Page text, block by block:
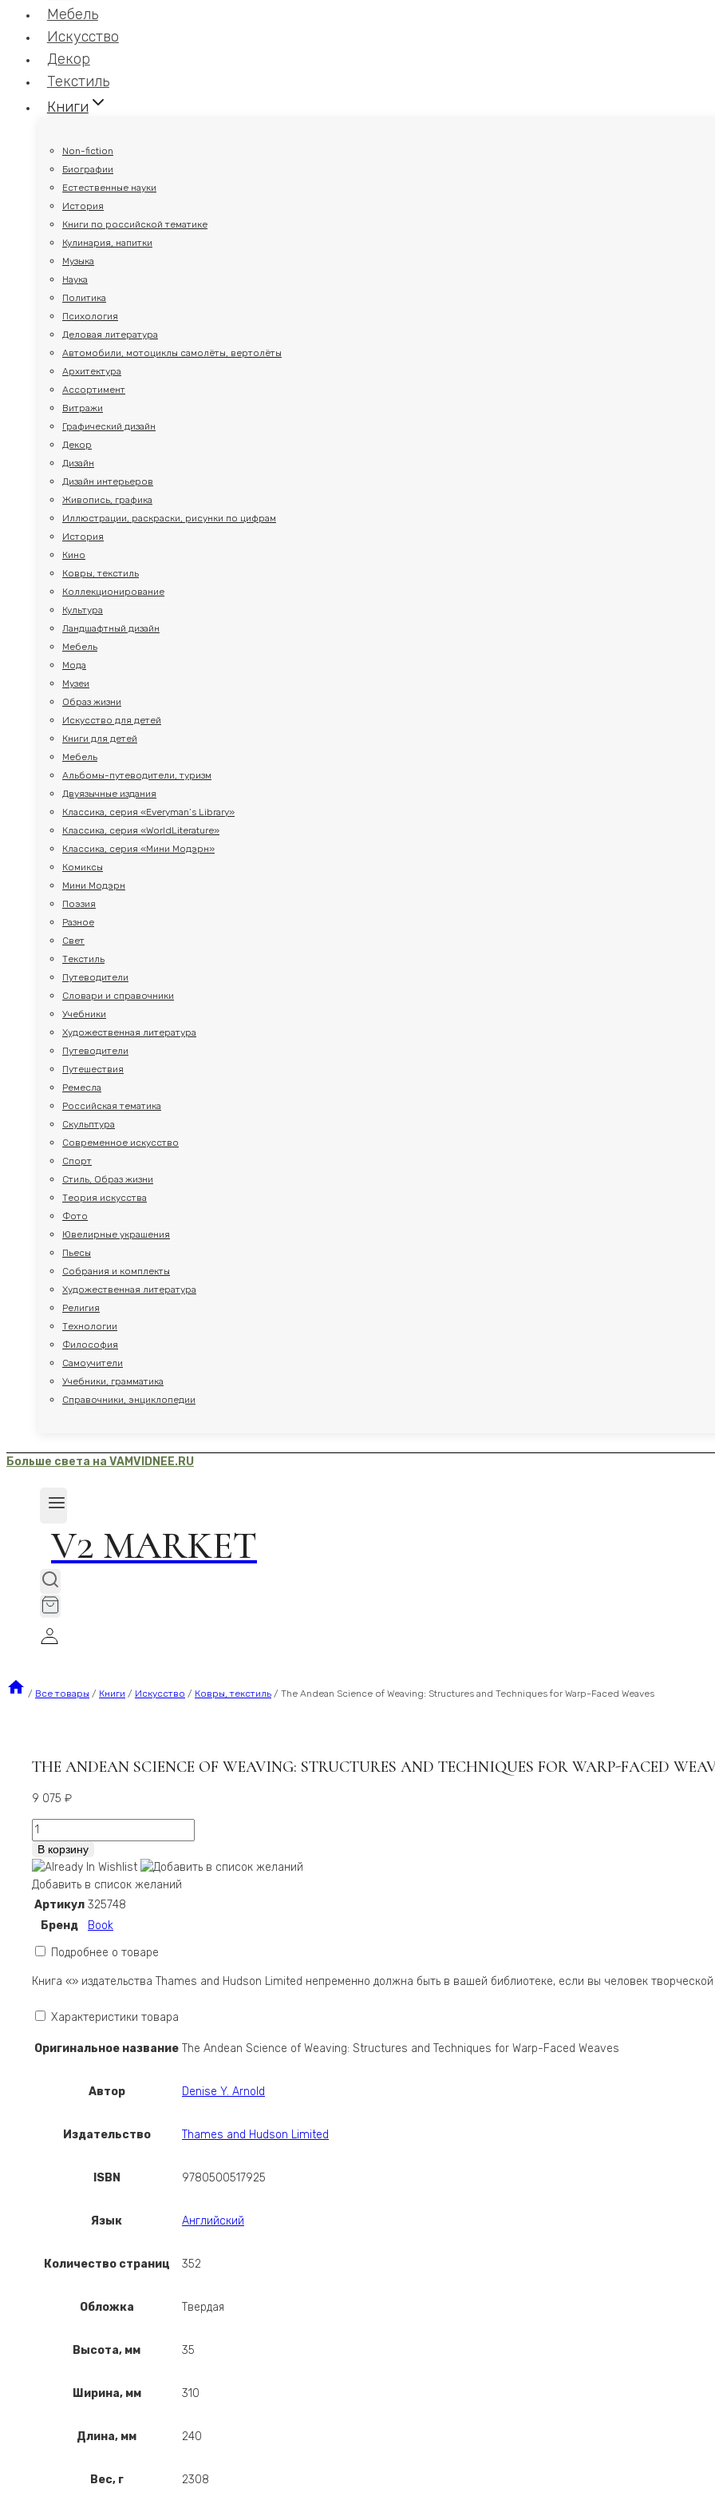
Мебель
Искусство
Декор
Текстиль
Книги
Non-fiction
Биографии
Естественные науки
История
Книги по российской тематике
Кулинария, напитки
Музыка
Наука
Политика
Психология
Деловая литература
Автомобили, мотоциклы самолёты, вертолёты
Архитектура
Ассортимент
Витражи
Графический дизайн
Декор
Дизайн
Дизайн интерьеров
Живопись, графика
Иллюстрации, раскраски, рисунки по цифрам
История
Кино
Ковры, текстиль
Коллекционирование
Культура
Ландшафтный дизайн
Мебель
Мода
Музеи
Образ жизни
Искусство для детей
Книги для детей
Мебель
Альбомы-путеводители, туризм
Двуязычные издания
Классика, серия «Everyman’s Library»
Классика, серия «WorldLiterature»
Классика, серия «Мини Модэрн»
Комиксы
Мини Модэрн
Поэзия
Разное
Свет
Текстиль
Путеводители
Словари и справочники
Учебники
Художественная литература
Путеводители
Путешествия
Ремесла
Российская тематика
Скульптура
Современное искусство
Спорт
Стиль, Образ жизни
Теория искусства
Фото
Ювелирные украшения
Пьесы
Собрания и комплекты
Художественная литература
Религия
Технологии
Философия
Самоучители
Учебники, грамматика
Справочники, энциклопедии
Больше света на VAMVIDNEE.RU
V2 MARKET
/ Все товары / Книги / Искусство / Ковры, текстиль / The Andean Science of Weaving: Structures and Techniques for Warp-Faced Weaves
THE ANDEAN SCIENCE OF WEAVING: STRUCTURES AND TECHNIQUES FOR WARP-FACED
9 075 ₽
Количество
The
Andean
Science
of
Weaving:
Structures
and
for
Faced
В корзину
Добавить в список желаний
Артикул 325748
Бренд
Book
Подробнее о товаре
Книга «» издательства Thames and Hudson Limited непременно должна быть в вашей библиотеке, если вы человек
Характеристики товара
Оригинальное название The Andean Science of Weaving: Structures and Techniques for Warp-Faced Weaves
Автор Denise Y. Arnold
Издательство Thames and Hudson Limited
ISBN 9780500517925
Язык Английский
Количество страниц 352
Обложка Твердая
Высота, мм 35
Ширина, мм 310
Длина, мм 240
Вес, г 2308